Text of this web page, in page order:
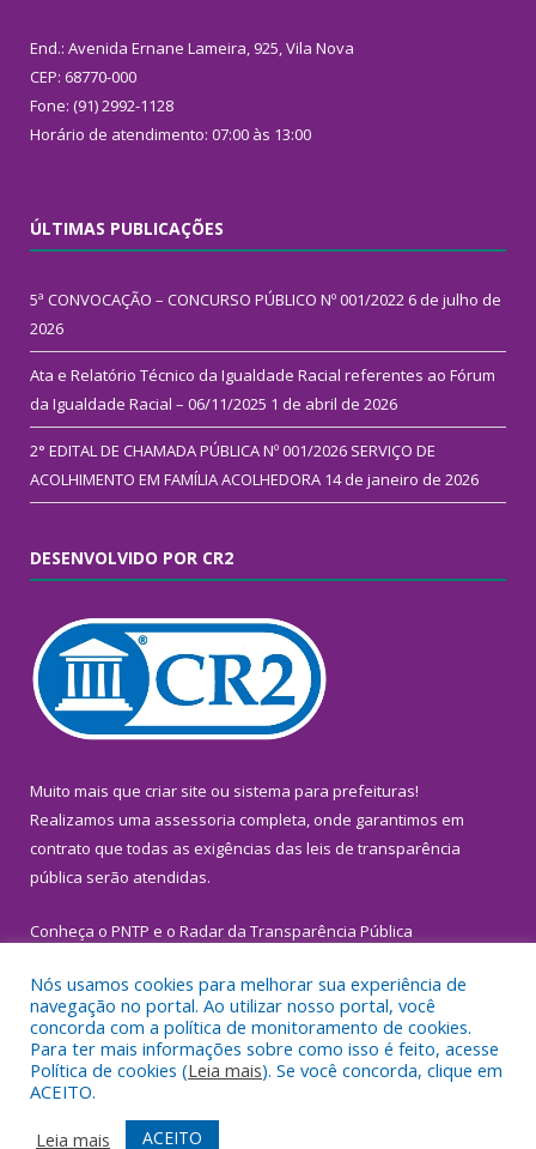
End.: Avenida Ernane Lameira, 925, Vila Nova
CEP: 68770-000
Fone: (91) 2992-1128
Horário de atendimento: 07:00 às 13:00
ÚLTIMAS PUBLICAÇÕES
5ª CONVOCAÇÃO – CONCURSO PÚBLICO Nº 001/2022 6 de julho de
2026
Ata e Relatório Técnico da Igualdade Racial referentes ao Fórum
da Igualdade Racial – 06/11/2025 1 de abril de 2026
2° EDITAL DE CHAMADA PÚBLICA Nº 001/2026 SERVIÇO DE
ACOLHIMENTO EM FAMÍLIA ACOLHEDORA 14 de janeiro de 2026
DESENVOLVIDO POR CR2
Muito mais que criar site ou sistema para prefeituras!
Realizamos uma assessoria completa, onde garantimos em
contrato que todas as exigências das leis de transparência
pública serão atendidas.
Conheça o PNTP e o Radar da Transparência Pública
Todos os direitos reservados a Prefeitura Municipal de
Inhangapi.
Mapa do Site
Acessar Área Administrativa
Nós usamos cookies para melhorar sua experiência de
navegação no portal. Ao utilizar nosso portal, você
concorda com a política de monitoramento de cookies.
Para ter mais informações sobre como isso é feito, acesse
Política de cookies (Leia mais). Se você concorda, clique em
ACEITO.
Leia mais
ACEITO